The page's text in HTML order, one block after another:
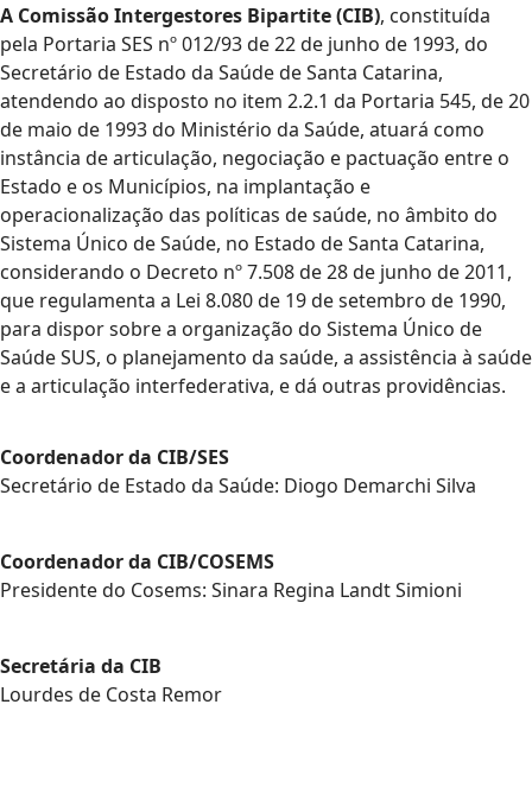
A Comissão Intergestores Bipartite (CIB), constituída
pela Portaria SES nº 012/93 de 22 de junho de 1993, do
Secretário de Estado da Saúde de Santa Catarina,
atendendo ao disposto no item 2.2.1 da Portaria 545, de 20
de maio de 1993 do Ministério da Saúde, atuará como
instância de articulação, negociação e pactuação entre o
Estado e os Municípios, na implantação e
operacionalização das políticas de saúde, no âmbito do
Sistema Único de Saúde, no Estado de Santa Catarina,
considerando o Decreto nº 7.508 de 28 de junho de 2011,
que regulamenta a Lei 8.080 de 19 de setembro de 1990,
para dispor sobre a organização do Sistema Único de
Saúde SUS, o planejamento da saúde, a assistência à saúde
e a articulação interfederativa, e dá outras providências.
Coordenador da CIB/SES
Secretário de Estado da Saúde: Diogo Demarchi Silva
Coordenador da CIB/COSEMS
Presidente do Cosems: Sinara Regina Landt Simioni
Secretária da CIB
Lourdes de Costa Remor